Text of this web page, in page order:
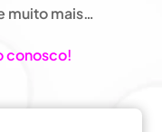
muito mais…
conosco!